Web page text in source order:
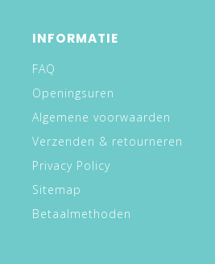
INFORMATIE
FAQ
Openingsuren
Algemene voorwaarden
Verzenden & retourneren
Privacy Policy
Sitemap
Betaalmethoden